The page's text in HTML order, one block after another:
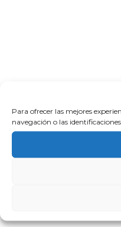
Para ofrecer las mejores
navegación o las